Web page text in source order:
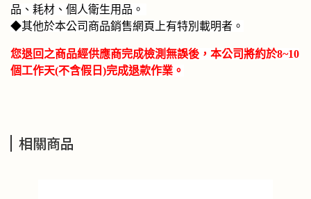
品、耗材、個人衛生用品。
◆其他於本公司商品銷售網頁上有特別載明者。
您退回之商品經供應商完成檢測無誤後，本公司將約於8~10
個工作天(不含假日)完成退款作業。
相關商品